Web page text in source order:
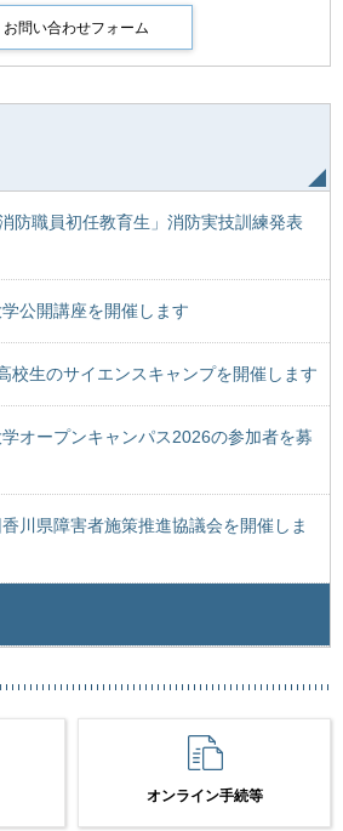
防職員初任教育生」消防実技訓練発表
公開講座を開催します
校生のサイエンスキャンプを開催します
オープンキャンパス2026の参加者を募
川県障害者施策推進協議会を開催しま
オンライン手続等